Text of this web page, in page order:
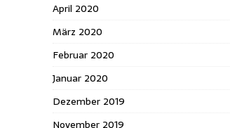
April 2020
März 2020
Februar 2020
Januar 2020
Dezember 2019
November 2019